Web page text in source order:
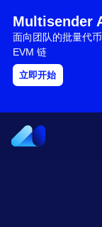
Multisender
面向团队的批量代
EVM 链
立即开始